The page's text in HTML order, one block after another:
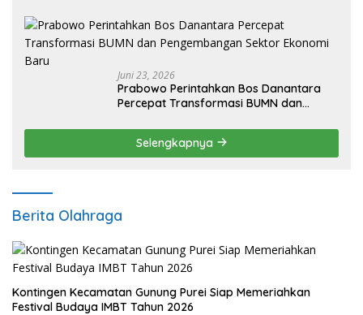
Juni 23, 2026
Prabowo Perintahkan Bos Danantara
Percepat Transformasi BUMN dan
Selengkapnya
Berita Olahraga
Kontingen Kecamatan Gunung Purei Siap Memeriahkan
Festival Budaya IMBT Tahun 2026